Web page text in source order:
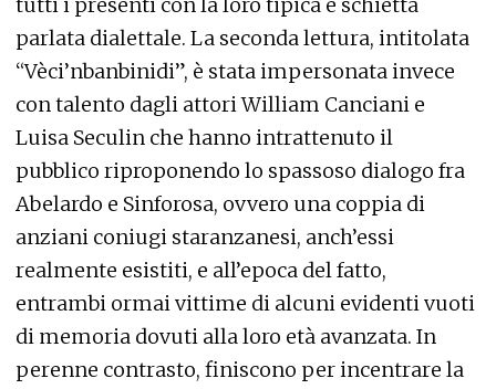
parlata dialettale. La seconda lettura, intitolata
“Vèci’nbanbinidi”, è stata impersonata invece
con talento dagli attori William Canciani e
Luisa Seculin che hanno intrattenuto il
pubblico riproponendo lo spassoso dialogo fra
Abelardo e Sinforosa, ovvero una coppia di
anziani coniugi staranzanesi, anch’essi
realmente esistiti, e all’epoca del fatto,
entrambi ormai vittime di alcuni evidenti vuoti
di memoria dovuti alla loro età avanzata. In
perenne contrasto, finiscono per incentrare la